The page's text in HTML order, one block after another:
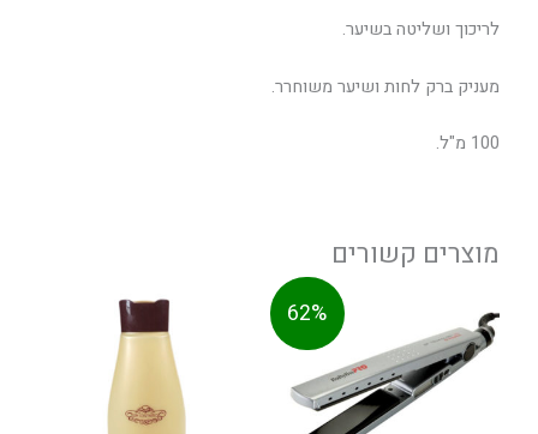
לריכוך ושליטה בשיער.
מעניק ברק לחות ושיער משוחרר.
100 מ"ל.
מוצרים קשורים
62% המקורי
היה:
הנוכחי
הוא: